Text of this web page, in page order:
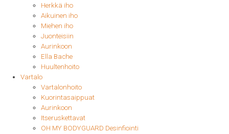
Herkkä iho
Aikuinen iho
Miehen iho
Juonteisiin
Aurinkoon
Ella Bache
Huultenhoito
Vartalo
Vartalonhoito
Kuorintasaippuat
Aurinkoon
Itseruskettavat
OH MY BODYGUARD Desinfiointi